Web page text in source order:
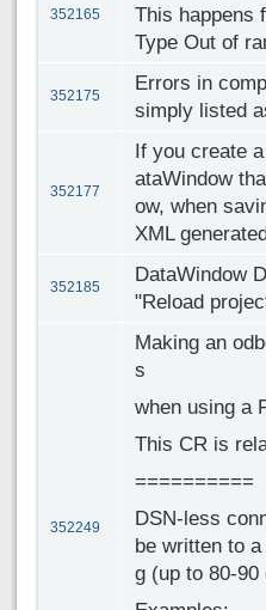
352165
This happens
Type Out of
352175
Errors in
simply listed
352177
If you create
ataWindow
ow, when
XML
352185
DataWindow
"Reload
352249
Making an
s
when using a
This CR is
==========
DSN-less
be written to
g (up to 80-